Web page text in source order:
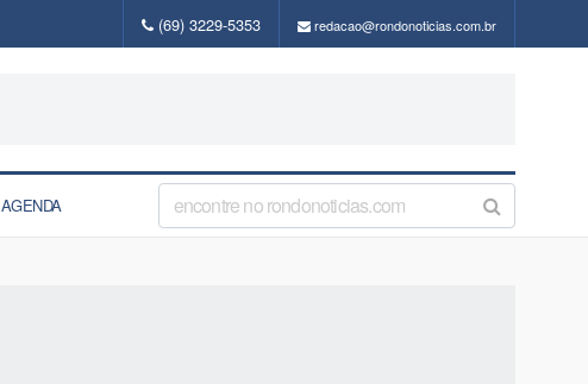
(69) 3229-5353 redacao@rondonoticias.com.br
AGENDA